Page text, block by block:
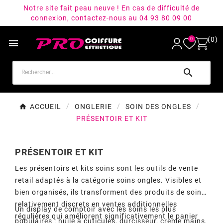
Notre site fait peau neuve ! En cas de difficulté de
connexion, contactez-nous au 04 93 80 09 00
 0 (0)

ACCUEIL ONGLERIE
SOIN DES ONGLES
PRÉSENTOIR ET KIT
PRÉSENTOIR ET KIT
Les présentoirs et kits soins sont les outils de vente
retail adaptés à la catégorie soins ongles. Visibles et
bien organisés, ils transforment des produits de soin
relativement discrets en ventes additionnelles
régulières qui améliorent significativement le panier
Un display de comptoir avec les soins les plus
populaires : huile à cuticules, durcisseur, crème mains,